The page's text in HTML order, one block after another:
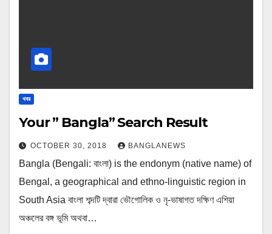
খবর
Your ” Bangla” Search Result
OCTOBER 30, 2018 BANGLANEWS
Bangla (Bengali: বাংলা) is the endonym (native name) of
Bengal, a geographical and ethno-linguistic region in
South Asia বাংলা শব্দটি দ্বারা ভৌগোলিক ও নৃ-ভাষাগত দক্ষিণ এশিয়া
অঞ্চলের বঙ্গ ভূমি অথবা…